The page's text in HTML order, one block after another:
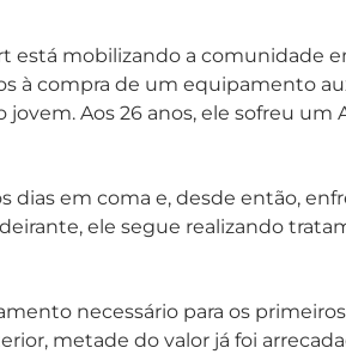
está mobilizando a comunidade
à compra de um equipamento
jovem. Aos 26 anos, ele sofreu
dias em coma e, desde então,
ele segue realizando
necessário para os
metade do valor já foi